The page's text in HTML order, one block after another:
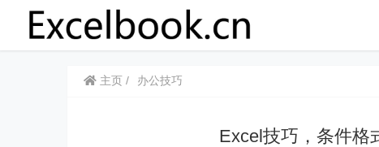
主页 办公技巧
Excel技巧，条件格